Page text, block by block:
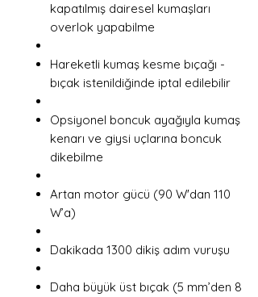
kapatılmış dairesel kumaşları
overlok yapabilme
Hareketli kumaş kesme bıçağı -
bıçak istenildiğinde iptal edilebilir
Opsiyonel boncuk ayağıyla kumaş
kenarı ve giysi uçlarına boncuk
dikebilme
Artan motor gücü (90 W'dan 110
W’a)
Dakikada 1300 dikiş adım vuruşu
Daha büyük üst bıçak (5 mm’den 8